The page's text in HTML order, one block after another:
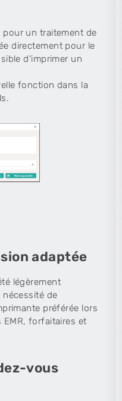
un traitement de
directement pour le
d'imprimer un
fonction dans la
adaptée
légèrement
nécessité de
préférée lors
forfaitaires et
vous